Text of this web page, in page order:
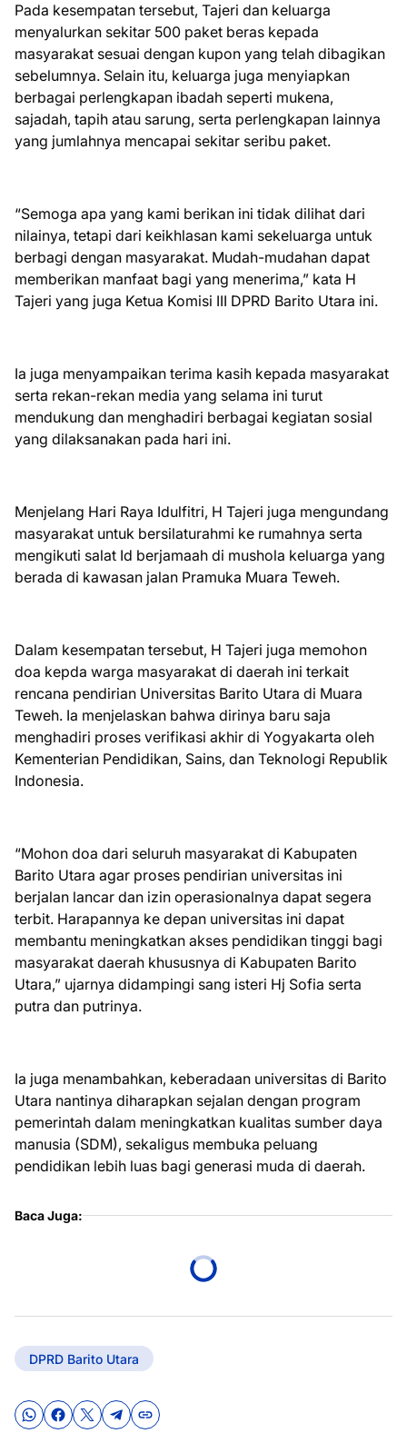
Pada kesempatan tersebut, Tajeri dan keluarga
menyalurkan sekitar 500 paket beras kepada
masyarakat sesuai dengan kupon yang telah dibagikan
sebelumnya. Selain itu, keluarga juga menyiapkan
berbagai perlengkapan ibadah seperti mukena,
sajadah, tapih atau sarung, serta perlengkapan lainnya
yang jumlahnya mencapai sekitar seribu paket.
“Semoga apa yang kami berikan ini tidak dilihat dari
nilainya, tetapi dari keikhlasan kami sekeluarga untuk
berbagi dengan masyarakat. Mudah-mudahan dapat
memberikan manfaat bagi yang menerima,” kata H
Tajeri yang juga Ketua Komisi III DPRD Barito Utara ini.
Ia juga menyampaikan terima kasih kepada masyarakat
serta rekan-rekan media yang selama ini turut
mendukung dan menghadiri berbagai kegiatan sosial
yang dilaksanakan pada hari ini.
Menjelang Hari Raya Idulfitri, H Tajeri juga mengundang
masyarakat untuk bersilaturahmi ke rumahnya serta
mengikuti salat Id berjamaah di mushola keluarga yang
berada di kawasan jalan Pramuka Muara Teweh.
Dalam kesempatan tersebut, H Tajeri juga memohon
doa kepda warga masyarakat di daerah ini terkait
rencana pendirian Universitas Barito Utara di Muara
Teweh. Ia menjelaskan bahwa dirinya baru saja
menghadiri proses verifikasi akhir di Yogyakarta oleh
Kementerian Pendidikan, Sains, dan Teknologi Republik
Indonesia.
“Mohon doa dari seluruh masyarakat di Kabupaten
Barito Utara agar proses pendirian universitas ini
berjalan lancar dan izin operasionalnya dapat segera
terbit. Harapannya ke depan universitas ini dapat
membantu meningkatkan akses pendidikan tinggi bagi
masyarakat daerah khususnya di Kabupaten Barito
Utara,” ujarnya didampingi sang isteri Hj Sofia serta
putra dan putrinya.
Ia juga menambahkan, keberadaan universitas di Barito
Utara nantinya diharapkan sejalan dengan program
pemerintah dalam meningkatkan kualitas sumber daya
manusia (SDM), sekaligus membuka peluang
pendidikan lebih luas bagi generasi muda di daerah.
Baca Juga:
DPRD Barito Utara